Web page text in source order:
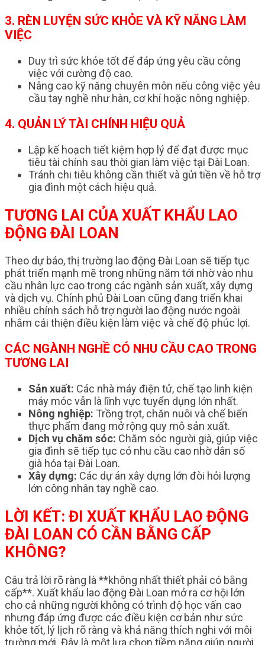
3. RÈN LUYỆN SỨC KHỎE VÀ KỸ NĂNG LÀM
VIỆC
Duy trì sức khỏe tốt để đáp ứng yêu cầu công
việc với cường độ cao.
Nâng cao kỹ năng chuyên môn nếu công việc yêu
cầu tay nghề như hàn, cơ khí hoặc nông nghiệp.
4. QUẢN LÝ TÀI CHÍNH HIỆU QUẢ
Lập kế hoạch tiết kiệm hợp lý để đạt được mục
tiêu tài chính sau thời gian làm việc tại Đài Loan.
Tránh chi tiêu không cần thiết và gửi tiền về hỗ trợ
gia đình một cách hiệu quả.
TƯƠNG LAI CỦA XUẤT KHẨU LAO
ĐỘNG ĐÀI LOAN
Theo dự báo, thị trường lao động Đài Loan sẽ tiếp tục
phát triển mạnh mẽ trong những năm tới nhờ vào nhu
cầu nhân lực cao trong các ngành sản xuất, xây dựng
và dịch vụ. Chính phủ Đài Loan cũng đang triển khai
nhiều chính sách hỗ trợ người lao động nước ngoài
nhằm cải thiện điều kiện làm việc và chế độ phúc lợi.
CÁC NGÀNH NGHỀ CÓ NHU CẦU CAO TRONG
TƯƠNG LAI
Sản xuất: Các nhà máy điện tử, chế tạo linh kiện
máy móc vẫn là lĩnh vực tuyển dụng lớn nhất.
Nông nghiệp: Trồng trọt, chăn nuôi và chế biến
thực phẩm đang mở rộng quy mô sản xuất.
Dịch vụ chăm sóc: Chăm sóc người già, giúp việc
gia đình sẽ tiếp tục có nhu cầu cao nhờ dân số
già hóa tại Đài Loan.
Xây dựng: Các dự án xây dựng lớn đòi hỏi lượng
lớn công nhân tay nghề cao.
LỜI KẾT: ĐI XUẤT KHẨU LAO ĐỘNG
ĐÀI LOAN CÓ CẦN BẰNG CẤP
KHÔNG?
Câu trả lời rõ ràng là **không nhất thiết phải có bằng
cấp**. Xuất khẩu lao động Đài Loan mở ra cơ hội lớn
cho cả những người không có trình độ học vấn cao
nhưng đáp ứng được các điều kiện cơ bản như sức
khỏe tốt, lý lịch rõ ràng và khả năng thích nghi với môi
trường mới. Đây là một lựa chọn tiềm năng giúp người